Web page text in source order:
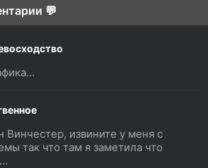
💬
Винчестер, извините у меня с
так что там я заметила что